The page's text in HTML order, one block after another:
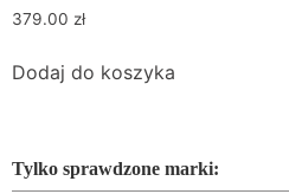
379.00 zł
Dodaj do koszyka
Tylko sprawdzone marki: